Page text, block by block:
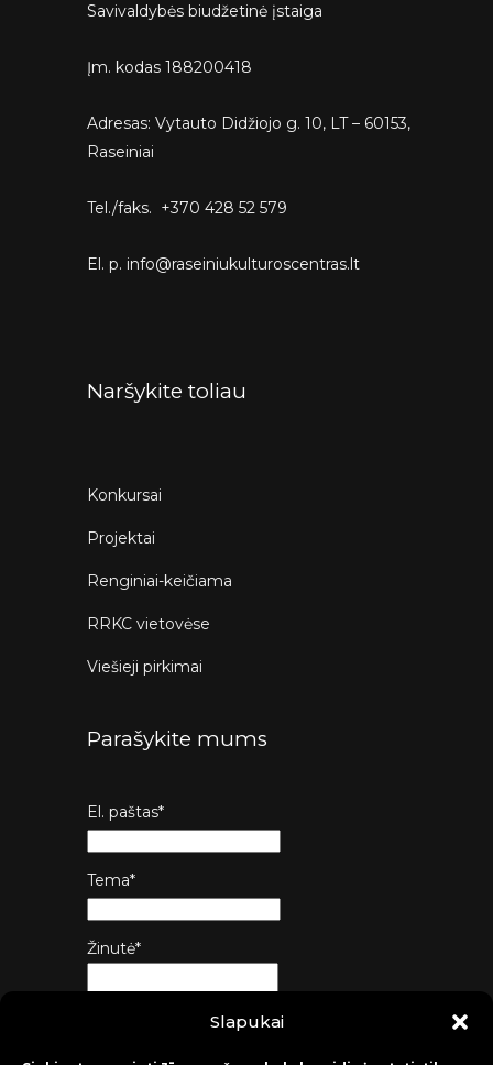
Slapukai
Savivaldybės biudžetinė įstaiga
Įm. kodas 188200418
Adresas: Vytauto Didžiojo g. 10, LT – 60153,
Raseiniai
Tel./faks. +370 428 52 579
El. p. info@raseiniukulturoscentras.lt
Naršykite toliau
Konkursai
Projektai
Renginiai-keičiama
RRKC vietovėse
Viešieji pirkimai
Parašykite mums
El. paštas*
Tema*
Žinutė*